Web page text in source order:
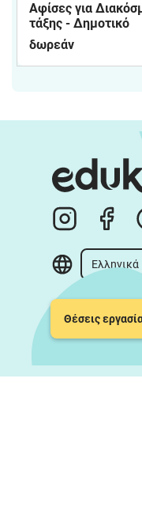
Αφίσες για
τάξης - Δημοτικό
δωρεάν
Ελληνικά
Θέσεις